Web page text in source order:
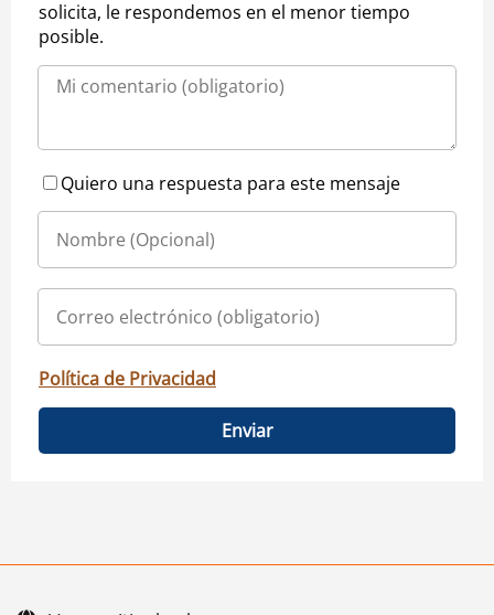
solicita, le respondemos en el menor tiempo
posible.
Quiero una respuesta para este mensaje
Política de Privacidad
Enviar